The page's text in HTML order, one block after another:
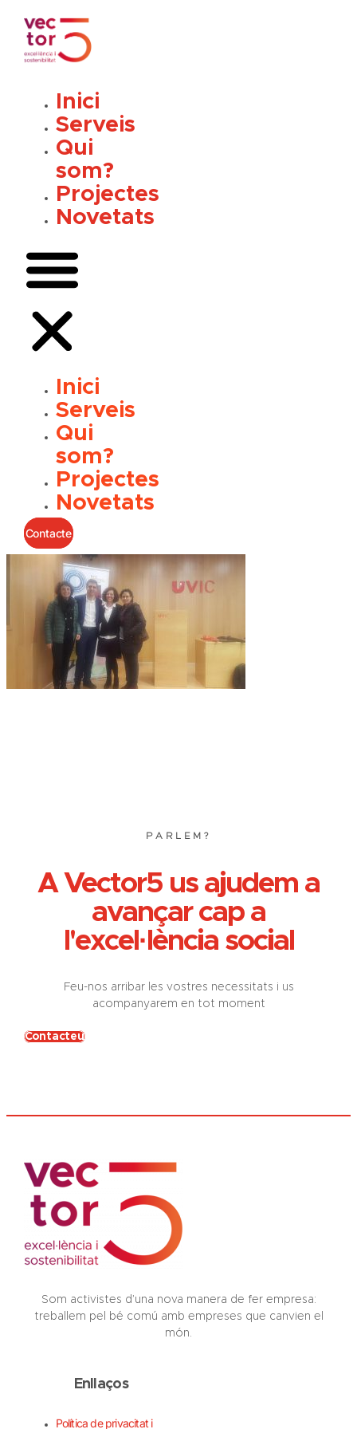
contingut
Inici
Serveis
Qui
som?
Projectes
Novetats
Inici
Serveis
Qui
som?
Projectes
Novetats
Contacte
PARLEM?
A Vector5 us ajudem a
avançar cap a
l'excel·lència social
Feu-nos arribar les vostres necessitats i us
acompanyarem en tot moment
Contacteu
Som activistes d’una nova manera de fer empresa:
treballem pel bé comú amb empreses que canvien el
món.
Enllaços
Política de privacitat i